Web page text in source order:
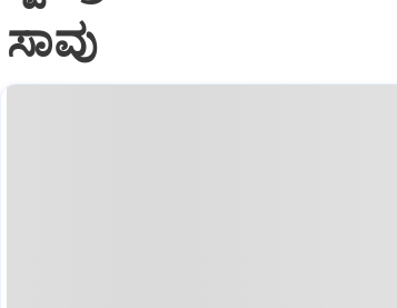
ಸಾವು